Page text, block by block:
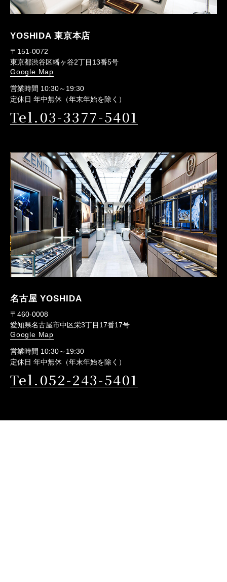
YOSHIDA 東京本店
〒151-0072
東京都渋谷区幡ヶ谷2丁目13番5号
Google Map
営業時間 10:30～19:30
定休日 年中無休（年末年始を除く）
Tel.03-3377-5401
名古屋 YOSHIDA
〒460-0008
愛知県名古屋市中区栄3丁目17番17号
Google Map
営業時間 10:30～19:30
定休日 年中無休（年末年始を除く）
Tel.052-243-5401